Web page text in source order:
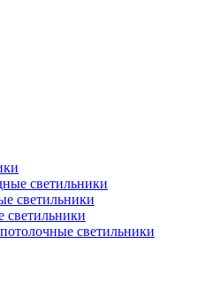
светильники
светильники
светильники
светильники